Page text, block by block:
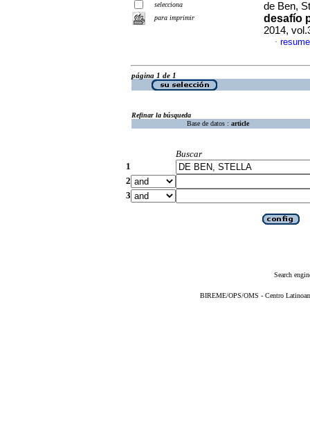
selecciona
para imprimir
de Ben,
desafío
2014,
·
página 1 de 1
Refinar la búsqueda
Base de datos : article
Buscar
1
2
3
Search
BIREME/OPS/OMS - Centro